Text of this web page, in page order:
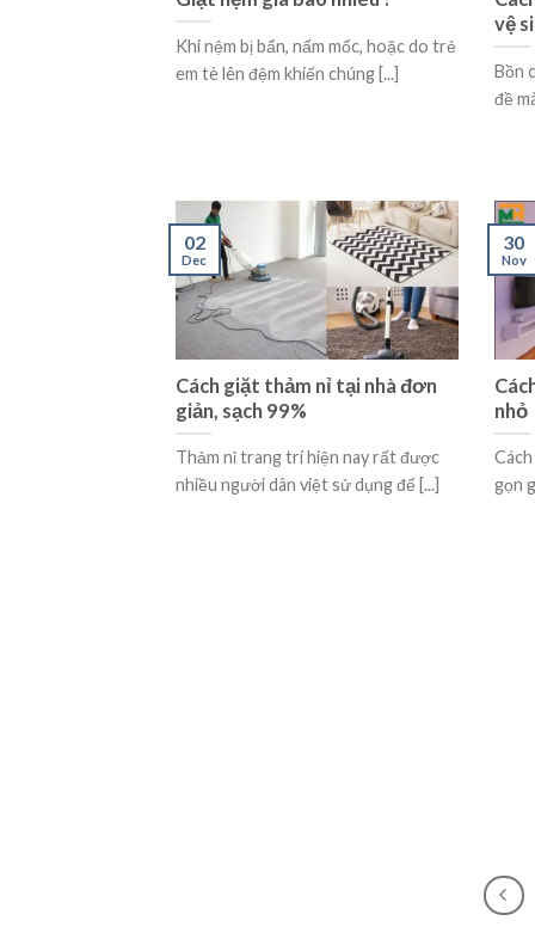
Khi nệm bị bẩn, nấm mốc, hoặc do trẻ
em tè lên đệm khiến chúng [...]
vệ
Bồn
đề
Cách giặt thảm nỉ tại nhà đơn
giản, sạch 99%
Thảm nỉ trang trí hiện nay rất được
nhiều người dân việt sử dụng để [...]
02
Dec
nhỏ
gọn
30
Nov